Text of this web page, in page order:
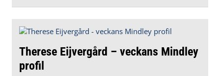
Therese Eijvergård – veckans Mindley
profil